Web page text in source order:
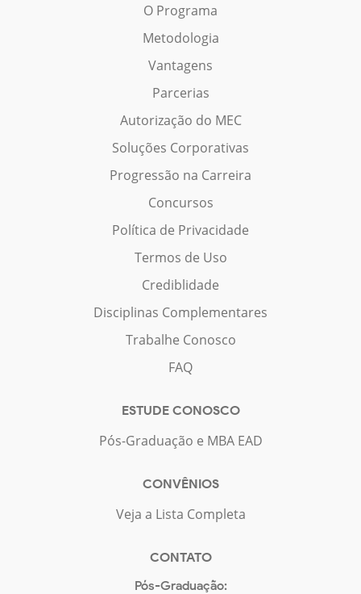
O Programa
Metodologia
Vantagens
Parcerias
Autorização do MEC
Soluções Corporativas
Progressão na Carreira
Concursos
Política de Privacidade
Termos de Uso
Crediblidade
Disciplinas Complementares
Trabalhe Conosco
FAQ
ESTUDE CONOSCO
Pós-Graduação e MBA EAD
CONVÊNIOS
Veja a Lista Completa
CONTATO
Pós-Graduação: